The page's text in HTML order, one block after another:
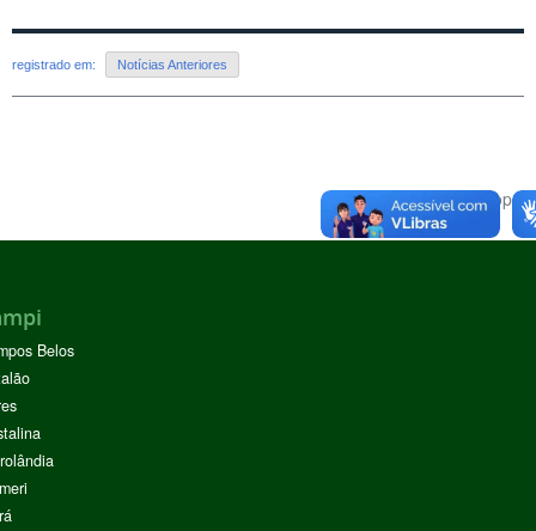
registrado em: Notícias Anteriores
Voltar para o topo
Belos